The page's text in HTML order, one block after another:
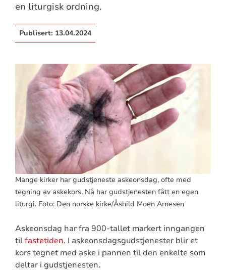
en liturgisk ordning.
Publisert: 13.04.2024
Mange kirker har gudstjeneste askeonsdag, ofte med
tegning av askekors. Nå har gudstjenesten fått en egen
liturgi. Foto: Den norske kirke/Åshild Moen Arnesen
Askeonsdag har fra 900-tallet markert inngangen
tilfastetiden. I askeonsdagsgudstjenester blir et
kors tegnet med aske i pannen til den enkelte som
deltar i gudstjenesten.